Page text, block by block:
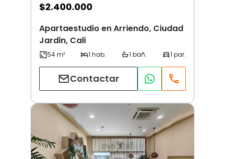
$2.400.000
Apartaestudio en Arriendo, Ciudad
Jardin, Cali
Contactar